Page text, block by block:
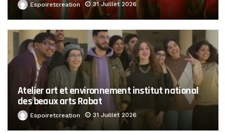
Espoiretcreation 31 Juillet 2026
Atelier art et environnement institut national
des beaux arts Rabat
Espoiretcreation 31 Juillet 2026